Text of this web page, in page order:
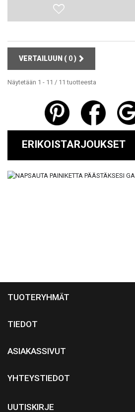
VERTAILUUN ( 0)
Näytetään 1 - 11 / 11 tuotteesta
ERIKOISTARJOUKSET
TUOTERYHMÄT
TIEDOT
ASIAKASSIVUT
YHTEYSTIEDOT
UUTISKIRJE